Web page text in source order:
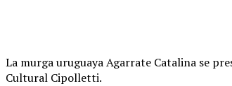
La murga uruguaya Agarrate Catalina se
Cultural Cipolletti.